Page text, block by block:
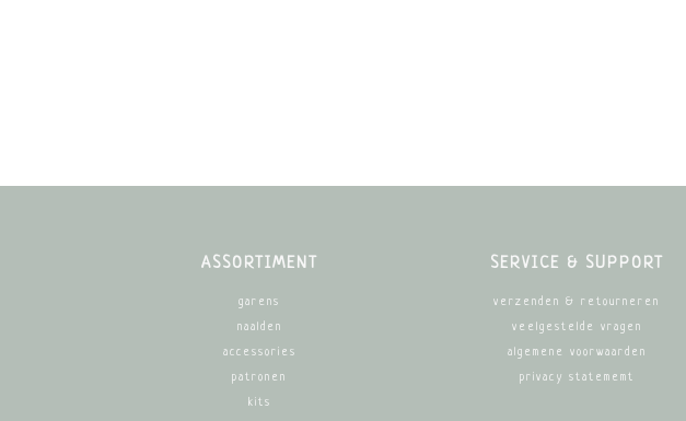
ASSORTIMENT
garens
naalden
accessories
patronen
kits
SERVICE & SUPPORT
verzenden & retourneren
veelgestelde vragen
algemene voorwaarden
privacy statememt